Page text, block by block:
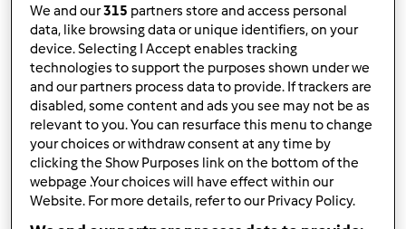
Oficialmente testada
Boleima de maçã e
canela (alentejana)
porGast
11 24 Médio 20 50min
5.0(9)
We and our315 partners store and access personal
data, like browsing data or unique identifiers, on your
device. Selecting I Accept enables tracking
technologies to support the purposes shown under we
and our partners process data to provide. If trackers are
disabled, some content and ads you see may not be as
relevant to you. You can resurface this menu to change
your choices or withdraw consent at any time by
clicking the Show Purposes link on the bottom of the
webpage .Your choices will have effect within our
Website. For more details, refer to our Privacy Policy.